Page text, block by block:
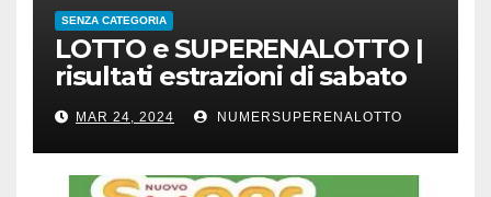
SENZA CATEGORIA
LOTTO e SUPERENALOTTO |
risultati estrazioni di sabato
23 marzo 2024
MAR 24, 2024 NUMERSUPERENALOTTO